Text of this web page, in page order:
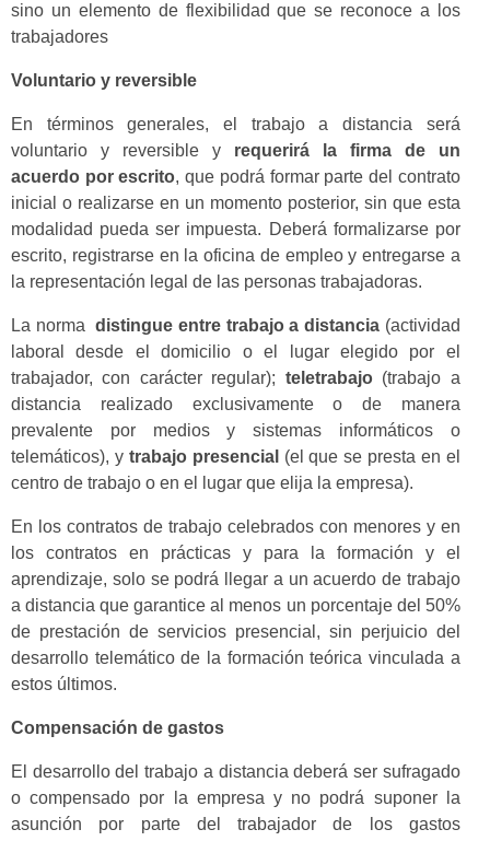
sino un elemento de flexibilidad que se reconoce a los
trabajadores
Voluntario y reversible
En términos generales, el trabajo a distancia será
voluntario y reversible y requerirá la firma de un
acuerdo por escrito, que podrá formar parte del contrato
inicial o realizarse en un momento posterior, sin que esta
modalidad pueda ser impuesta. Deberá formalizarse por
escrito, registrarse en la oficina de empleo y entregarse a
la representación legal de las personas trabajadoras.
La normadistingue entre trabajo a distancia (actividad
laboral desde el domicilio o el lugar elegido por el
trabajador, con carácter regular); teletrabajo (trabajo a
distancia realizado exclusivamente o de manera
prevalente por medios y sistemas informáticos o
telemáticos), y trabajo presencial (el que se presta en el
centro de trabajo o en el lugar que elija la empresa).
En los contratos de trabajo celebrados con menores y en
los contratos en prácticas y para la formación y el
aprendizaje, solo se podrá llegar a un acuerdo de trabajo
a distancia que garantice al menos un porcentaje del 50%
de prestación de servicios presencial, sin perjuicio del
desarrollo telemático de la formación teórica vinculada a
estos últimos.
Compensación de gastos
El desarrollo del trabajo a distancia deberá ser sufragado
o compensado por la empresa y no podrá suponer la
asunción por parte del trabajador de los gastos